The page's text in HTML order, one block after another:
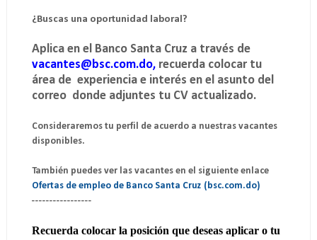
¿Buscas una oportunidad laboral?
Aplica en el Banco Santa Cruz a través de
vacantes@bsc.com.do, recuerda colocar tu
área de  experiencia e interés en el asunto del
correo  donde adjuntes tu CV actualizado.
Consideraremos tu perfil de acuerdo a nuestras vacantes
disponibles.
También puedes ver las vacantes en el siguiente enlace
Ofertas de empleo de Banco Santa Cruz (bsc.com.do)
-----------------
Recuerda colocar la posición que deseas aplicar o tu